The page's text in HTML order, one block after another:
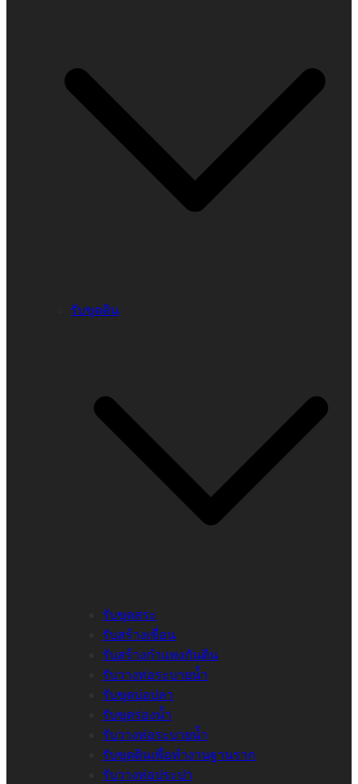
รับขุดดิน
รับขุดสระ
รับสร้างเขื่อน
รับสร้างกำแพงกันดิน
รับวางท่อระบายน้ำ
รับขุดบ่อปลา
รับขุดร่องน้ำ
รับวางท่อระบายน้ำ
รับขุดดินเพื่อทำงานฐานราก
รับวางท่อประปา